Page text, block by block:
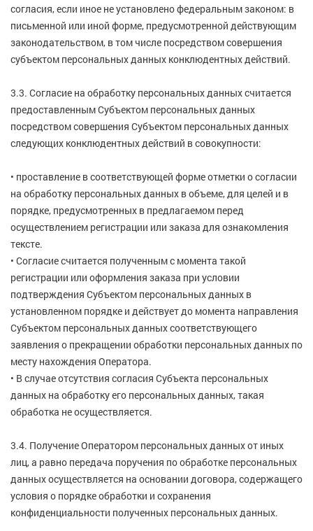
согласия, если иное не установлено федеральным законом: в
письменной или иной форме, предусмотренной действующим
законодательством, в том числе посредством совершения
субъектом персональных данных конклюдентных действий.
3.3. Согласие на обработку персональных данных считается
предоставленным Субъектом персональных данных
посредством совершения Субъектом персональных данных
следующих конклюдентных действий в совокупности:
• проставление в соответствующей форме отметки о согласии
на обработку персональных данных в объеме, для целей и в
порядке, предусмотренных в предлагаемом перед
осуществлением регистрации или заказа для ознакомления
тексте.
• Согласие считается полученным с момента такой
регистрации или оформления заказа при условии
подтверждения Субъектом персональных данных в
установленном порядке и действует до момента направления
Субъектом персональных данных соответствующего
заявления о прекращении обработки персональных данных по
месту нахождения Оператора.
• В случае отсутствия согласия Субъекта персональных
данных на обработку его персональных данных, такая
обработка не осуществляется.
3.4. Получение Оператором персональных данных от иных
лиц, а равно передача поручения по обработке персональных
данных осуществляется на основании договора, содержащего
условия о порядке обработки и сохранения
конфиденциальности полученных персональных данных.